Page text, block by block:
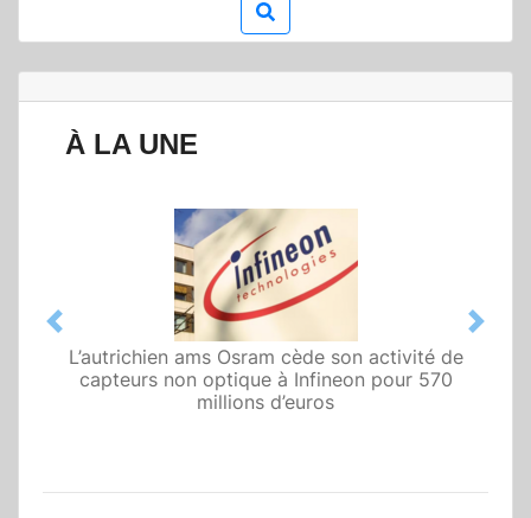
À LA UNE
L’autrichien ams Osram cède son activité de
capteurs non optique à Infineon pour 570
millions d’euros
Previous Next